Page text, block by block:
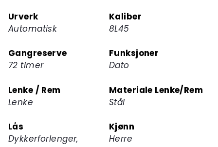
Urverk
Automatisk
Kaliber
8L45
Gangreserve
72 timer
Funksjoner
Dato
Lenke / Rem
Lenke
Materiale Lenke/Rem
Stål
Lås
Dykkerforlenger,
Kjønn
Herre